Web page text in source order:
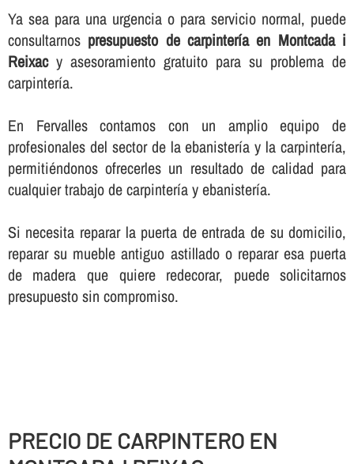
Ya sea para una urgencia o para servicio normal, puede
consultarnos presupuesto de carpinterí­a en Montcada i
Reixacy asesoramiento gratuito para su problema de
carpinterí­a.
En Fervalles contamos con un amplio equipo de
profesionales del sector de la ebanisterí­a y la carpinterí­a,
permitiéndonos ofrecerles un resultado de calidad para
cualquier trabajo de carpinterí­a y ebanisterí­a.
Si necesita reparar la puerta de entrada de su domicilio,
reparar su mueble antiguo astillado o reparar esa puerta
de madera que quiere redecorar, puede solicitarnos
presupuesto sin compromiso.
PRECIO DE CARPINTERO EN